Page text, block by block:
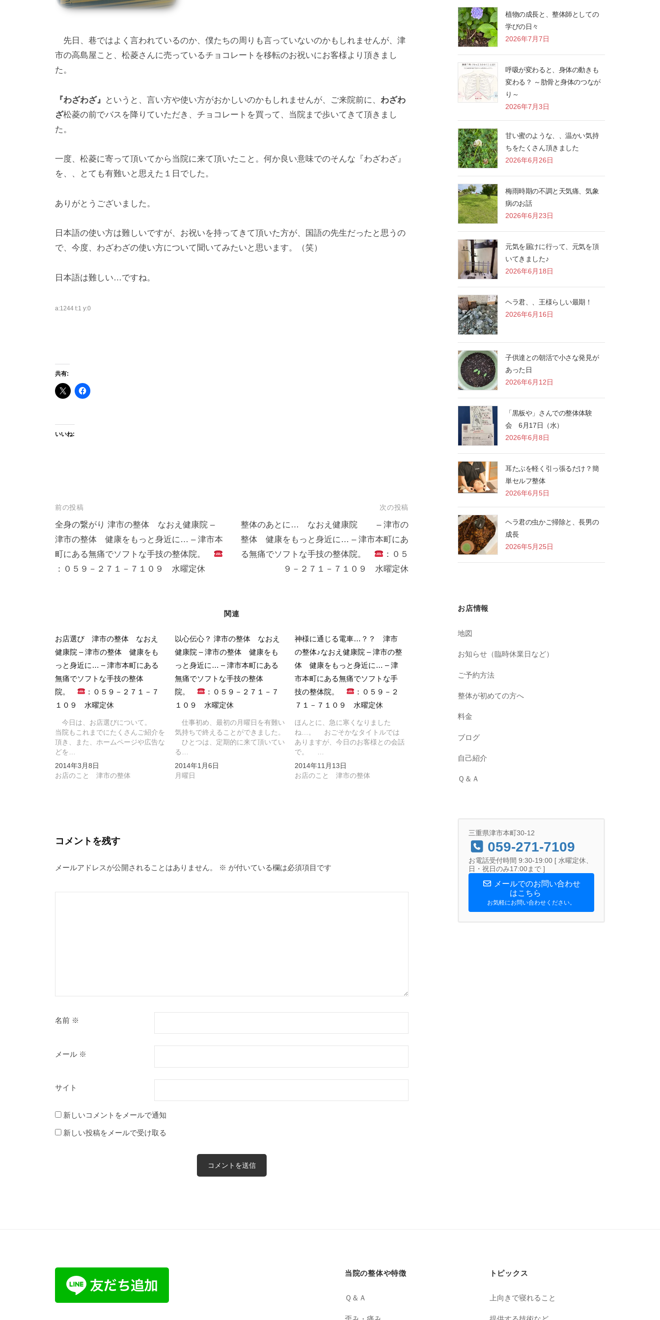
先日、巷ではよく言われているのか、僕たちの周りも言っていないのかもしれませんが、津
市の高島屋こと、松菱さんに売っているチョコレートを移転のお祝いにお客様より頂きまし
た。
『わざわざ』 というと、言い方や使い方がおかしいのかもしれませんが、ご来院前に、 わざわ
ざ松菱の前でバスを降りていただき、チョコレートを買って、当院まで歩いてきて頂きまし
た。
一度、松菱に寄って頂いてから当院に来て頂いたこと。何か良い意味でのそんな『わざわざ』
を、、とても有難いと思えた１日でした。
ありがとうございました。
日本語の使い方は難しいですが、お祝いを持ってきて頂いた方が、国語の先生だったと思うの
で、今度、わざわざの使い方について聞いてみたいと思います。（笑）
日本語は難しい…ですね。
a:1244 t:1 y:0
共有:
いいね:
投
稿
ナ
ビ
ゲ
ン
前の投稿
全身の繋がり 津市の整体 なおえ健康院 –
津市の整体 健康をもっと身近に… – 津市本
町にある無痛でソフトな手技の整体院。
：０５９－２７１－７１０９ 水曜定休
次の投稿
整体のあとに… なおえ健康院 – 津市の
整体 健康をもっと身近に… – 津市本町にあ
る無痛でソフトな手技の整体院。
：０５
９－２７１－７１０９ 水曜定休
関連
お店選び 津市の整体 なおえ
健康院 – 津市の整体 健康をも
っと身近に… – 津市本町にある
無痛でソフトな手技の整体
院。
：０５９－２７１－７
１０９ 水曜定休
今日は、お店選びについて。
当院もこれまでにたくさんご紹介を
頂き、また、ホームページや広告な
どを…
2014年3月8日
お店のこと 津市の整体
以心伝心？ 津市の整体 なおえ
健康院 – 津市の整体 健康をも
っと身近に… – 津市本町にある
無痛でソフトな手技の整体
院。
：０５９－２７１－７
１０９ 水曜定休
仕事初め、最初の月曜日を有難い
気持ちで終えることができました。
ひとつは、定期的に来て頂いてい
る…
2014年1月6日
月曜日
神様に通じる電車…？？ 津市
の整体♪なおえ健康院 – 津市の整
体 健康をもっと身近に… – 津
市本町にある無痛でソフトな手
技の整体院。
：０５９－２
７１－７１０９ 水曜定休
ほんとに、急に寒くなりました
ね…。 おごそかなタイトルでは
ありますが、今日のお客様との会話
で。 …
2014年11月13日
お店のこと 津市の整体
コメントを残す
メールアドレスが公開されることはありません。 ※ が付いている欄は必須項目です
名前 ※
メール ※
サイト
新しいコメントをメールで通知
新しい投稿をメールで受け取る
植物の成長と、整体師としての
学びの日々
2026年7月7日
呼吸が変わると、身体の動きも
変わる？ ～肋骨と身体のつなが
り～
2026年7月3日
甘い蜜のような、、温かい気持
ちをたくさん頂きました
2026年6月26日
梅雨時期の不調と天気痛、気象
病のお話
2026年6月23日
元気を届けに行って、元気を頂
いてきました♪
2026年6月18日
ヘラ君、、王様らしい最期！
2026年6月16日
子供達との朝活で小さな発見が
あった日
2026年6月12日
「黒板や」さんでの整体体験
会 6月17日（水）
2026年6月8日
耳たぶを軽く引っ張るだけ？簡
単セルフ整体
2026年6月5日
ヘラ君の虫かご掃除と、長男の
成長
2026年5月25日
お店情報
地図
お知らせ（臨時休業日など）
ご予約方法
整体が初めての方へ
料金
ブログ
自己紹介
Ｑ＆Ａ
三重県津市本町30-12
059-271-7109
お電話受付時間 9:30-19:00 [ 水曜定休、
日・祝日のみ17:00まで ]
メールでのお問い合わせ
はこちら
お気軽にお問い合わせください。
当院の整体や特徴
Ｑ＆Ａ
トピックス
上向きで寝れること